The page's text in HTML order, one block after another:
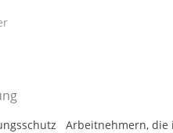
Arbeitnehmern, die